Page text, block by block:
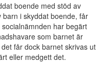
boende med stöd av
barn i skyddat boende, får
har begärt
som barnet är
får dock barnet skrivas ut
eller medgett det.